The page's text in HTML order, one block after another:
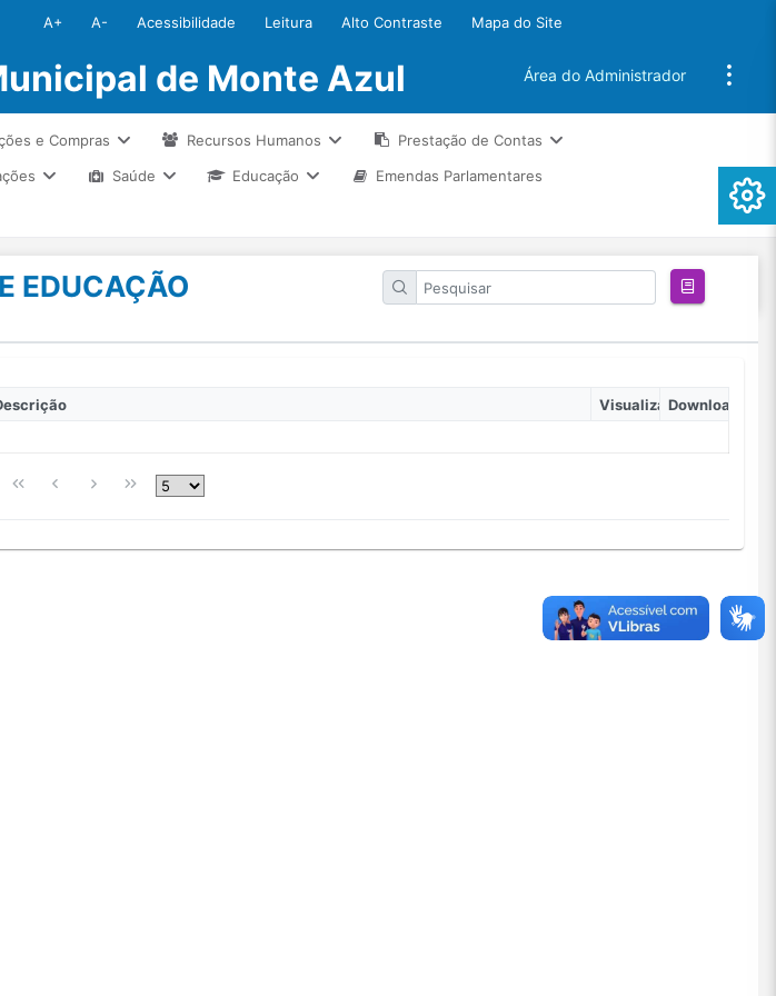
A+ A- Acessibilidade Leitura Alto Contraste Mapa do Site
de Monte Azul Área do Administrador
e Compras Recursos Humanos Prestação de Contas
Saúde Educação Emendas Parlamentares
EDUCAÇÃO
VisualizarDownload